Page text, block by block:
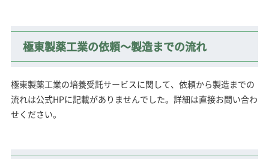
極東製薬工業の依頼～製造までの流れ
極東製薬工業の培養受託サービスに関して、依頼から製造までの
流れは公式HPに記載がありませんでした。詳細は直接お問い合わ
せください。